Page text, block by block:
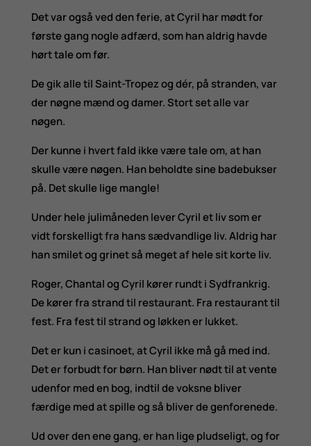
Det var også ved den ferie, at Cyril har mødt for
første gang nogle adfærd, som han aldrig havde
hørt tale om før.
De gik alle til Saint-Tropez og dér, på stranden, var
der nøgne mænd og damer. Stort set alle var
nøgen.
Der kunne i hvert fald ikke være tale om, at han
skulle være nøgen. Han beholdte sine badebukser
på. Det skulle lige mangle!
Under hele julimåneden lever Cyril et liv som er
vidt forskelligt fra hans sædvandlige liv. Aldrig har
han smilet og grinet så meget af hele sit korte liv.
Roger, Chantal og Cyril kører rundt i Sydfrankrig.
De kører fra strand til restaurant. Fra restaurant til
fest. Fra fest til strand og løkken er lukket.
Det er kun i casinoet, at Cyril ikke må gå med ind.
Det er forbudt for børn. Han bliver nødt til at vente
udenfor med en bog, indtil de voksne bliver
færdige med at spille og så bliver de genforenede.
Ud over den ene gang, er han lige pludseligt, og for